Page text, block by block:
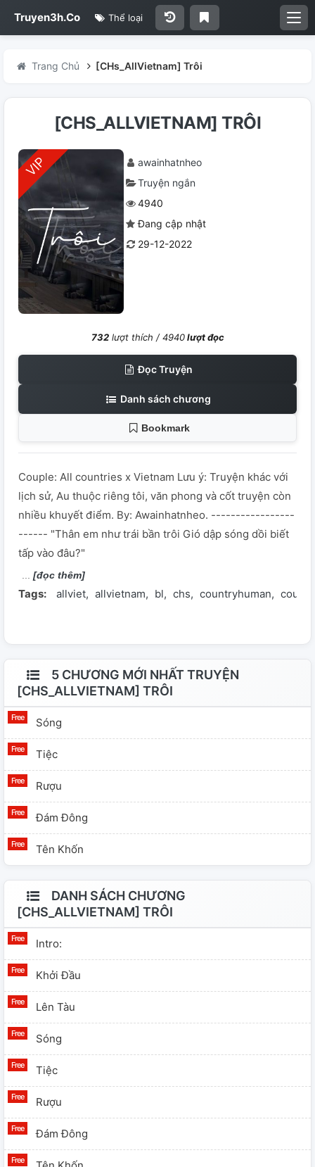
Truyen3h.Co Thể loại
Trang Chủ [CHs_AllVietnam] Trôi
[CHS_ALLVIETNAM] TRÔI
awainhatnheo
Truyện ngắn
4940
Đang cập nhật
29-12-2022
732lượt thích /4940lượt đọc
Đọc Truyện
Danh sách chương
Bookmark
Couple: All countries x Vietnam Lưu ý: Truyện khác với
lịch sử, Au thuộc riêng tôi, văn phong và cốt truyện còn
nhiều khuyết điểm. By: Awainhatnheo. -----------------
------ "Thân em như trái bần trôi Gió dập sóng dồi biết
tấp vào đâu?"
[đọc thêm]
Tags: allviet allvietnam bl chs countryhuman
5 CHƯƠNG MỚI NHẤT TRUYỆN
[CHS_ALLVIETNAM] TRÔI
Sóng
Tiệc
Rượu
Đám Đông
Tên Khốn
DANH SÁCH CHƯƠNG
[CHS_ALLVIETNAM] TRÔI
Intro:
Khởi Đầu
Lên Tàu
Sóng
Tiệc
Rượu
Đám Đông